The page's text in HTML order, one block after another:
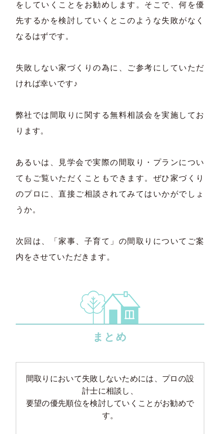
をしていくことをお勧めします。そこで、何を優
先するかを検討していくとこのような失敗がなく
なるはずです。
失敗しない家づくりの為に、ご参考にしていただ
ければ幸いです♪
弊社では間取りに関する無料相談会を実施してお
ります。
あるいは、見学会で実際の間取り・プランについ
てもご覧いただくこともできます。ぜひ家づくり
のプロに、直接ご相談されてみてはいかがでしょ
うか。
次回は、「家事、子育て」の間取りについてご案
内をさせていただきます。
まとめ
間取りにおいて失敗しないためには、プロの設
計士に相談し、
要望の優先順位を検討していくことがお勧めで
す。